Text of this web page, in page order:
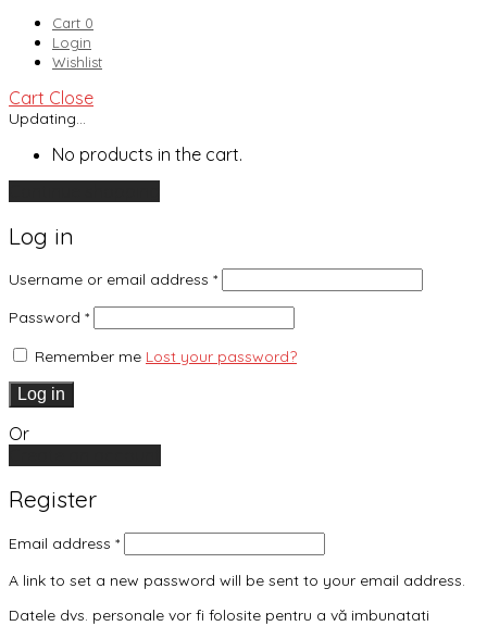
Cart 0
Login
Wishlist
Cart Close
Updating…
No products in the cart.
Log in
Username or email address *
Password *
Remember me Lost your password?
Log in
Or
Register
Email address *
A link to set a new password will be sent to your email address.
Datele dvs. personale vor fi folosite pentru a vă imbunatati